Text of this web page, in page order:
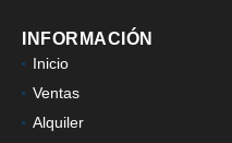
INFORMACIÓN
Inicio
Ventas
Alquiler